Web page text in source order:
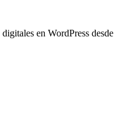
en WordPress desde